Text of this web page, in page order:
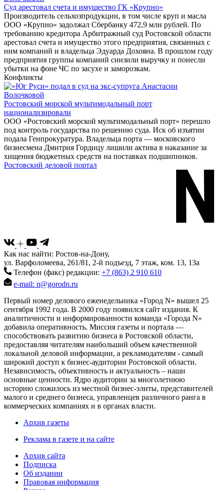
Суд арестовал счета и имущество ГК «Крупно»
Производитель сельхозпродукции, в том числе круп и масла
ООО «Крупно» задолжал Сбербанку 472,9 млн рублей. По
требованию кредитора Арбитражный суд Ростовской области
арестовал счета и имущество этого предприятия, связанных с
ним компаний и владельца Эдуарда Дохояна. В прошлом году
предприятия группы компаний снизили выручку и понесли
убытки на фоне ЧС по засухе и заморозкам.
Конфликты
Ростовский морской мультимодальный порт
национализировали
ООО «Ростовский морской мультимодальный порт» перешло
под контроль государства по решению суда. Иск об изъятии
подала Генпрокуратура. Владельца порта — московского
бизнесмена Дмитрия Гордицу лишили актива в наказание за
хищения бюджетных средств на поставках подшипников.
Ростовский деловой портал
Как нас найти: Ростов-на-Дону,
ул. Варфоломеева, 261/81, 2-й подъезд, 7 этаж, ком. 13, 13а
Телефон (факс) редакции: +7 (863) 2 910 610
e-mail: n@gorodn.ru
Первый номер делового еженедельника «Город N» вышел 25
сентября 1992 года. В 2000 году появился сайт издания. К
аналитичности и информированности команда «Города N»
добавила оперативность. Миссия газеты и портала —
способствовать развитию бизнеса в Ростовской области,
предоставляя читателям наибольший объем качественной
локальной деловой информации, а рекламодателям - самый
широкий доступ к бизнес-аудитории Ростовской области.
Независимость, объективность и актуальность – наши
основные ценности. Ядро аудитории за многолетнюю
историю сложилось из местной бизнес-элиты, представителей
малого и среднего бизнеса, управленцев различного ранга в
коммерческих компаниях и в органах власти.
Архив газеты
Реклама в газете и на сайте
Архив сайта
Подписка
Об издании
Правовая информация